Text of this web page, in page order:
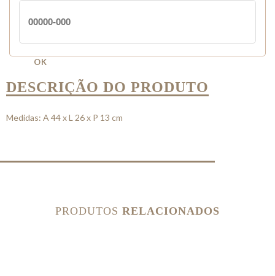
OK
DESCRIÇÃO DO PRODUTO
Medidas: A 44 x L 26 x P 13 cm
PRODUTOS RELACIONADOS